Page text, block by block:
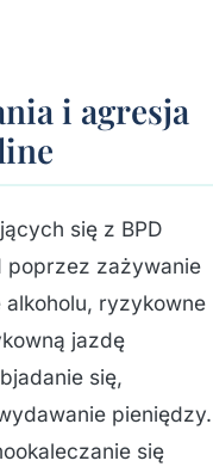
i agresja
się z BPD
poprzez zażywanie
ryzykowne
jazdę
się,
pieniędzy.
się